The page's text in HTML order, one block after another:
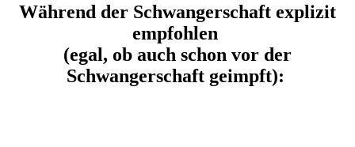
Während der Schwangerschaft explizit
empfohlen
(egal, ob auch schon vor der
Schwangerschaft geimpft):